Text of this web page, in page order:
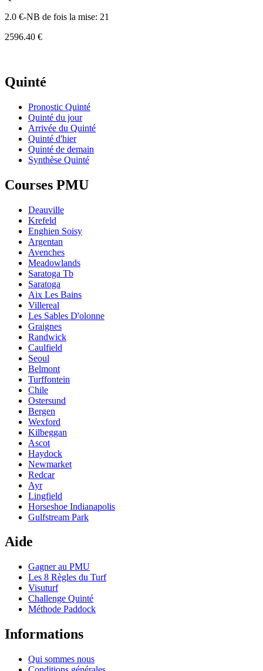
2.0 €-NB de fois la mise: 21
2596.40 €
Quinté
Pronostic Quinté
Quinté du jour
Arrivée du Quinté
Quinté d'hier
Quinté de demain
Synthèse Quinté
Courses PMU
Deauville
Krefeld
Enghien Soisy
Argentan
Avenches
Meadowlands
Saratoga Tb
Saratoga
Aix Les Bains
Villereal
Les Sables D'olonne
Graignes
Randwick
Caulfield
Seoul
Belmont
Turffontein
Chile
Ostersund
Bergen
Wexford
Kilbeggan
Ascot
Haydock
Newmarket
Redcar
Ayr
Lingfield
Horseshoe Indianapolis
Gulfstream Park
Aide
Gagner au PMU
Les 8 Règles du Turf
Visuturf
Challenge Quinté
Méthode Paddock
Informations
Qui sommes nous